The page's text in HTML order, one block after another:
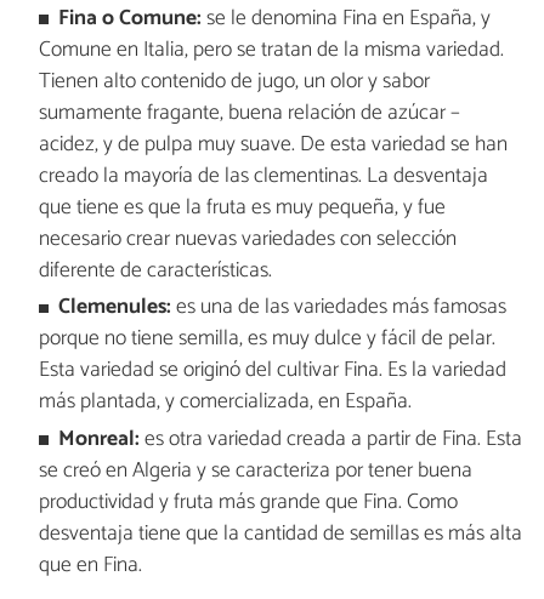
Fina o Comune:se le denomina Fina en España, y
Comune en Italia, pero se tratan de la misma variedad.
Tienen alto contenido de jugo, un olor y sabor
sumamente fragante, buena relación de azúcar –
acidez, y de pulpa muy suave. De esta variedad se han
creado la mayoría de las clementinas. La desventaja
que tiene es que la fruta es muy pequeña, y fue
necesario crear nuevas variedades con selección
diferente de características.
Clemenules:es una de las variedades más famosas
porque no tiene semilla, es muy dulce y fácil de pelar.
Esta variedad se originó del cultivar Fina. Es la variedad
más plantada, y comercializada, en España.
Monreal:es otra variedad creada a partir de Fina. Esta
se creó en Algeria y se caracteriza por tener buena
productividad y fruta más grande que Fina. Como
desventaja tiene que la cantidad de semillas es más alta
que en Fina.